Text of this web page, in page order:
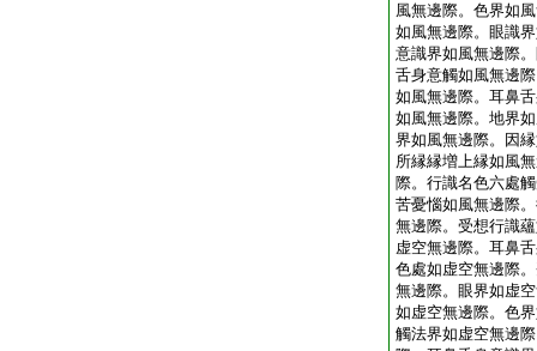
風無邊際。色界如
如風無邊際。眼識
意識界如風無邊際
舌身意觸如風無邊
如風無邊際。耳鼻
如風無邊際。地界
界如風無邊際。因
所縁縁増上縁如風
際。行識名色六處
苦憂惱如風無邊際
無邊際。受想行識
虚空無邊際。耳鼻
色處如虚空無邊際
無邊際。眼界如虚
如虚空無邊際。色
觸法界如虚空無邊